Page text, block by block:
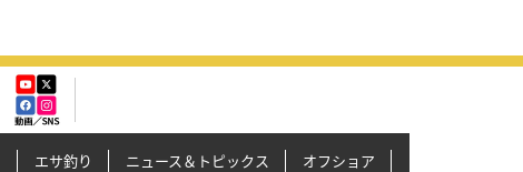
エサ釣り ニュース＆トピックス オフショア